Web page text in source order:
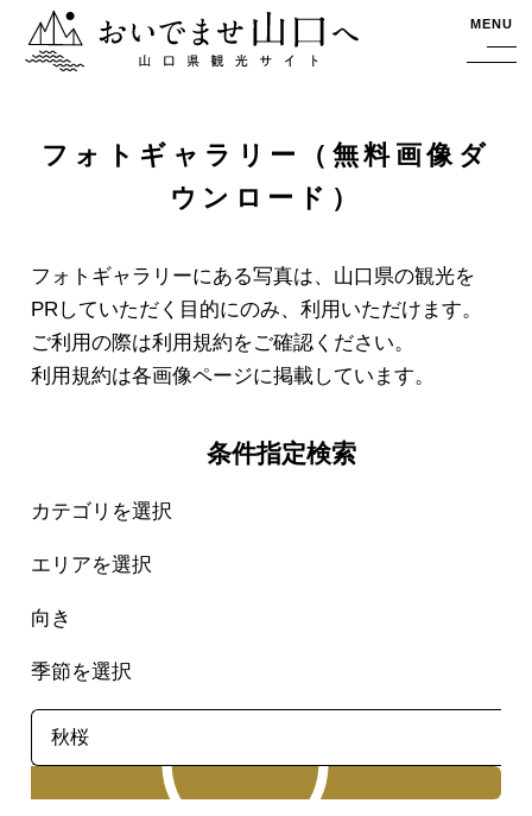
おいでませ山口へー山口県観光サイト MENU
フォトギャラリー（無料画像ダ
ウンロード）
フォトギャラリーにある写真は、山口県の観光を
PRしていただく目的にのみ、利用いただけます。
ご利用の際は利用規約をご確認ください。
利用規約は各画像ページに掲載しています。
条件指定検索
カテゴリを選択
エリアを選択
向き
季節を選択